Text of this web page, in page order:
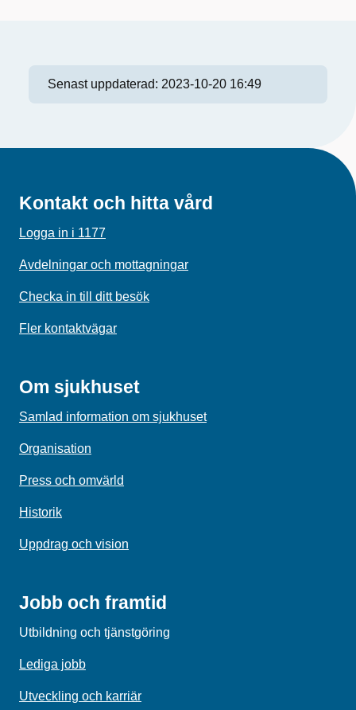
Senast uppdaterad: 2023-10-20 16:49
Kontakt och hitta vård
Logga in i 1177
Avdelningar och mottagningar
Checka in till ditt besök
Fler kontaktvägar
Om sjukhuset
Samlad information om sjukhuset
Organisation
Press och omvärld
Historik
Uppdrag och vision
Jobb och framtid
Utbildning och tjänstgöring
Lediga jobb
Utveckling och karriär